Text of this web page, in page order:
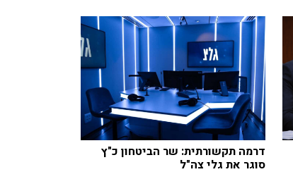
דרמה תקשורתית: שר הביטחון כ"ץ
סוגר את גלי צה"ל